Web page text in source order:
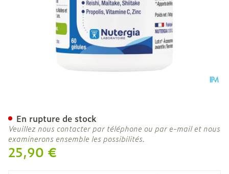
25,90 €
En rupture de stock
Veuillez nous contacter par téléphone ou par e-mail et nous
examinerons ensemble les possibilités.